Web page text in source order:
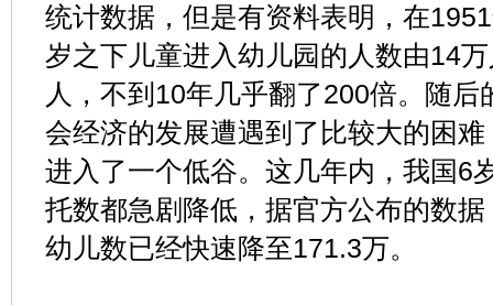
统计数据，但是有资料表明，在
岁之下儿童进入幼儿园的人数由14
人，不到10年几乎翻了200倍。随
会经济的发展遭遇到了比较大的困
进入了一个低谷。这几年内，我国6
托数都急剧降低，据官方公布的数
幼儿数已经快速降至171.3万。